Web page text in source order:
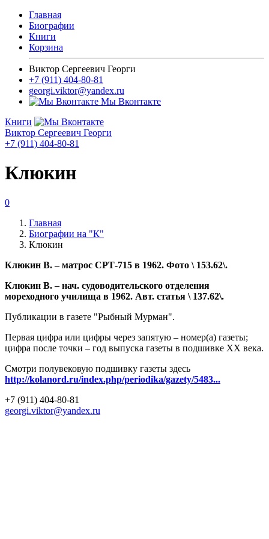
Главная
Биографии
Книги
Корзина
Виктор Сергеевич Георги
+7 (911) 404-80-81
georgi.viktor@yandex.ru
Мы Вконтакте
Книги
Виктор Сергеевич Георги
+7 (911) 404-80-81
Клюкин
0
Главная
Биографии на "К"
Клюкин
Клюкин В. – матрос СРТ-715 в 1962. Фото \ 153.62\.
Клюкин В. – нач. судоводительского отделения
мореходного училища в 1962. Авт. статья \ 137.62\.
Публикации в газете "Рыбный Мурман".
Первая цифра или цифры через запятую – номер(а) газеты;
цифра после точки – год выпуска газеты в подшивке ХХ века.
Смотри полувековую подшивку газеты здесь
http://kolanord.ru/index.php/periodika/gazety/5483...
+7 (911) 404-80-81
georgi.viktor@yandex.ru